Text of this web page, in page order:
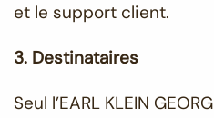
et le support client.
3. Destinataires
Seul l’EARL KLEIN